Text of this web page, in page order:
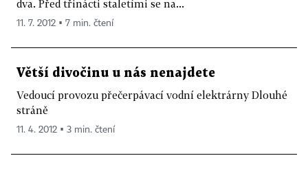
dva. Před třinácti staletími se na...
11. 7. 2012 ▪ 7 min. čtení
Větší divočinu u nás nenajdete
Vedoucí provozu přečerpávací vodní elektrárny Dlouhé
stráně
11. 4. 2012 ▪ 3 min. čtení